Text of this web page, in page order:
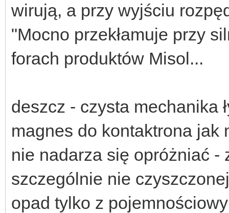
wirują, a przy wyjściu
"Mocno przekłamuje przy
forach produktów Misol...
deszcz - czysta mechanika
magnes do kontaktrona jak
nie nadarza się opróżniać -
szczególnie nie
opad tylko z